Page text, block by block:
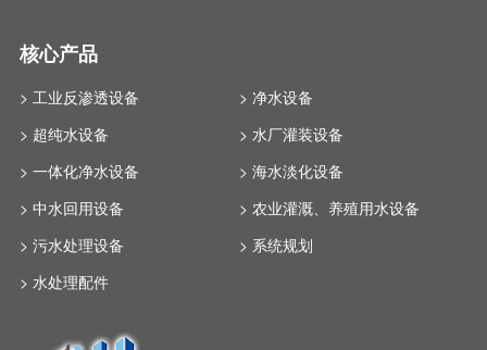
核心产品
> 工业反渗透设备
> 净水设备
> 超纯水设备
> 水厂灌装设备
> 一体化净水设备
> 海水淡化设备
> 中水回用设备
> 农业灌溉、养殖用水设备
> 污水处理设备
> 系统规划
> 水处理配件